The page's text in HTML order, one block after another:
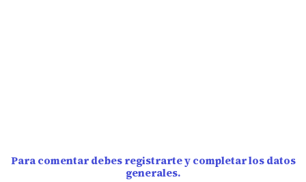
Para comentar debes registrarte y completar los datos
generales.